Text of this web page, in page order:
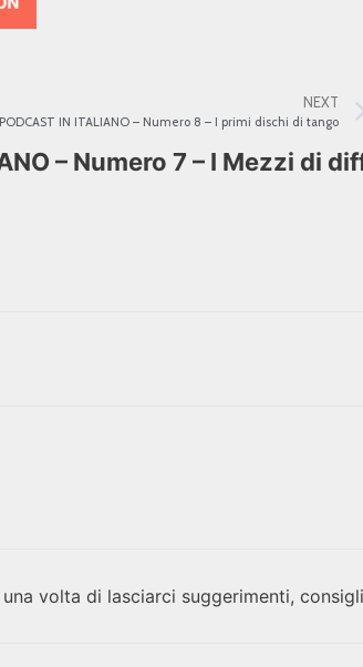
NEXT
IN ITALIANO – Numero 8 – I primi dischi di tango
– Numero 7 – I Mezzi di
volta di lasciarci suggerimenti,